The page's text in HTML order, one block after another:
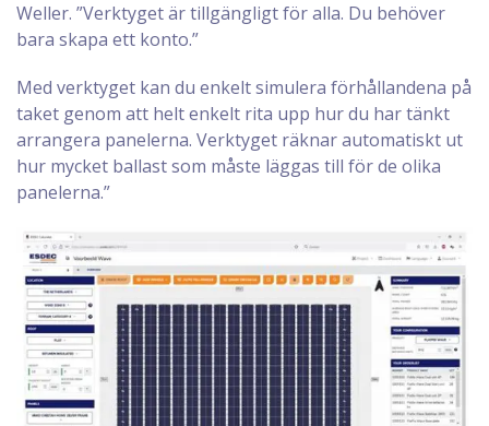
Weller. ”Verktyget är tillgängligt för alla. Du behöver
bara skapa ett konto.”
Med verktyget kan du enkelt simulera förhållandena på
taket genom att helt enkelt rita upp hur du har tänkt
arrangera panelerna. Verktyget räknar automatiskt ut
hur mycket ballast som måste läggas till för de olika
panelerna.”